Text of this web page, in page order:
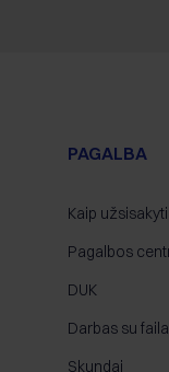
PAGALBA
Kaip užsisakyti
Pagalbos
DUK
Darbas su
Skundai